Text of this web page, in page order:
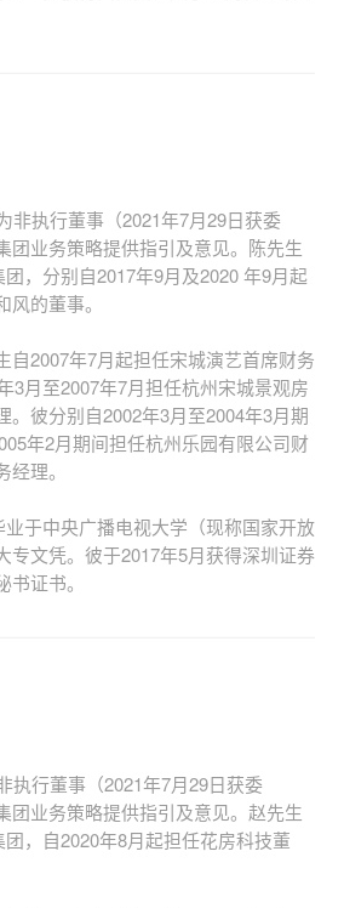
非执行董事（2021年7月29日获委
团业务策略提供指引及意见。陈先生
，分别自2017年9月及2020 年9月起
的董事。
自2007年7月起担任宋城演艺首席财务
3月至2007年7月担任杭州宋城景观房
。彼分别自2002年3月至2004年3月期
年2月期间担任杭州乐园有限公司财
理。
于中央广播电视大学（现称国家开放
专文凭。彼于2017年5月获得深圳证券
证书。
执行董事（2021年7月29日获委
团业务策略提供指引及意见。赵先生
，自2020年8月起担任花房科技董